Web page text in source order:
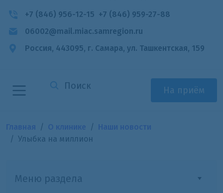
+7 (846) 956-12-15 +7 (846) 959-27-88
06002@mail.miac.samregion.ru
Россия, 443095, г. Самара, ул. Ташкентская, 159
На приём
Улыбка на миллион
Меню раздела